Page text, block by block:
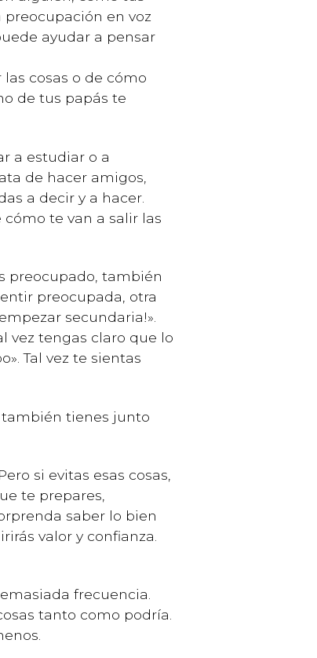
preocupación en voz
ayudar a pensar
cosas o de cómo
de tus papás te
a estudiar o a
de hacer amigos,
a decir y a hacer.
te van a salir las
preocupado, también
preocupada, otra
secundaria!».
vez tengas claro que lo
Tal vez te sientas
también tienes junto
si evitas esas cosas,
te prepares,
saber lo bien
valor y confianza.
frecuencia.
tanto como podría.